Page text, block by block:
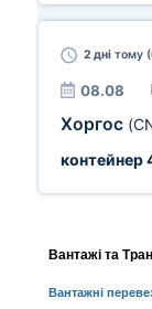
2 дні тому
08.08
Хоргос
контейнер
Вантажі та
Вантажні